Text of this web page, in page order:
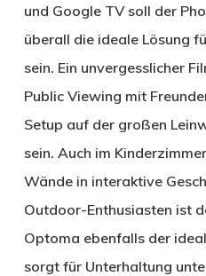
und Google TV soll der
überall die ideale Lösung
sein. Ein unvergesslicher
Public Viewing mit
Setup auf der großen
sein. Auch im
Wände in interaktive
Outdoor-Enthusiasten ist
Optoma ebenfalls der
sorgt für Unterhaltung